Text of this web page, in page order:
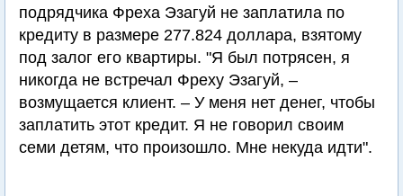
подрядчика Фреха Эзагуй не заплатила по
кредиту в размере 277.824 доллара, взятому
под залог его квартиры. "Я был потрясен, я
никогда не встречал Фреху Эзагуй, –
возмущается клиент. – У меня нет денег, чтобы
заплатить этот кредит. Я не говорил своим
семи детям, что произошло. Мне некуда идти".